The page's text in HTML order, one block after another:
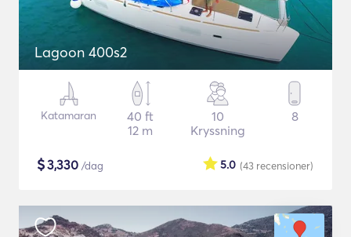
Lagoon 400s2
Katamaran
40 ft
12 m
10
Kryssning
8
$3,330 /dag (43 recensioner)
5.0